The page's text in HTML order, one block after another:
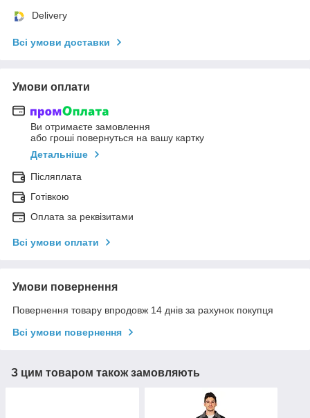
Delivery
Всі умови доставки
Умови оплати
Ви отримаєте замовлення
або гроші повернуться на вашу картку
Детальніше
Післяплата
Готівкою
Оплата за реквізитами
Всі умови оплати
Умови повернення
Повернення товару впродовж 14 днів за рахунок покупця
Всі умови повернення
З цим товаром також замовляють